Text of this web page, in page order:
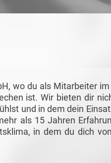
wo du als Mitarbeiter
ist. Wir bieten dir
und in dem dein
als 15 Jahren
in dem du dich